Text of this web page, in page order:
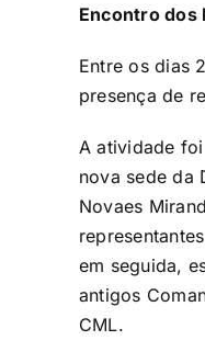
Encontro dos
Entre os dias
presença de
A atividade
nova sede da
Novaes
em seguida,
antigos
CML.